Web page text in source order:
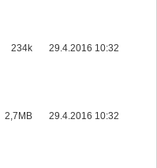
234k 29.4.2016 10:32
2,7MB 29.4.2016 10:32